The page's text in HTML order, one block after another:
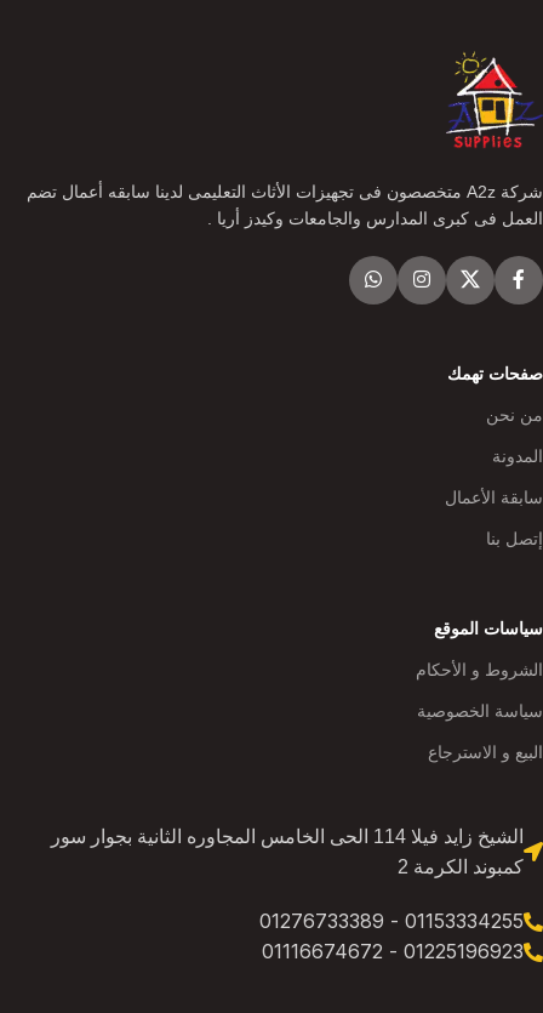
شركة A2z متخصصون فى تجهيزات الأثاث التعليمى لدينا سابقه أعمال تضم
العمل فى كبرى المدارس والجامعات وكيدز أريا .
صفحات تهمك
من نحن
المدونة
سابقة الأعمال
إتصل بنا
سياسات الموقع
الشروط و الأحكام
سياسة الخصوصية
البيع و الاسترجاع
الشيخ زايد فيلا 114 الحى الخامس المجاوره الثانية بجوار سور
كمبوند الكرمة 2
01153334255 - 01276733389
01225196923 - 01116674672